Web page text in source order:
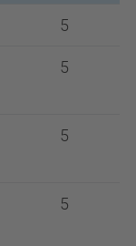
5
5
5
5